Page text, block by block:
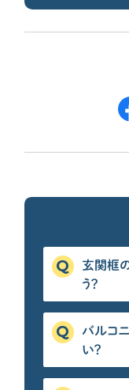
せやま印工務店プ
お役立ちツール
各種メディアのみな
玄関框
う？
バルコ
い？